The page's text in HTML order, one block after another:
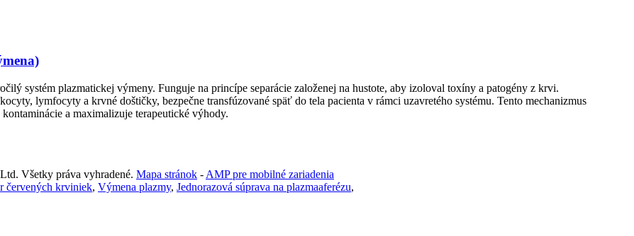
systém plazmatickej výmeny. Funguje na princípe separácie založenej na hustote, aby izoloval toxíny a patogény z krvi.
lymfocyty a krvné doštičky, bezpečne transfúzované späť do tela pacienta v rámci uzavretého systému. Tento mechanizmus
a maximalizuje terapeutické výhody.
Všetky práva vyhradené. Mapa stránok - AMP pre mobilné zariadenia
červených krviniek, Výmena plazmy, Jednorazová súprava na plazmaaferézu,